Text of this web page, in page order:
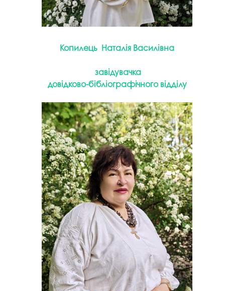
Копилець Наталія Василівна
завідувачка
довідково-бібліографічного відділу